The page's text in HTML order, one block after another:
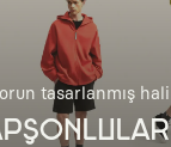
tasarlanmış hali